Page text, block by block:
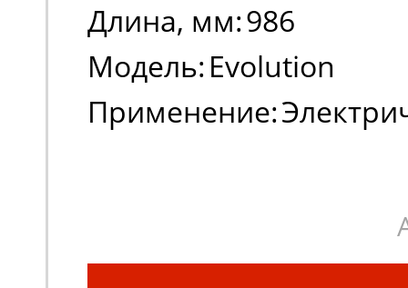
Длина, мм:986
Модель: Evolution
Применение: